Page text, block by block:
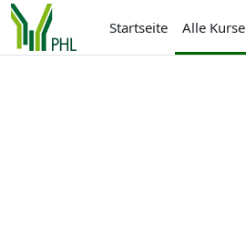
Zum Hauptinhalt
Startseite
Alle Kurse